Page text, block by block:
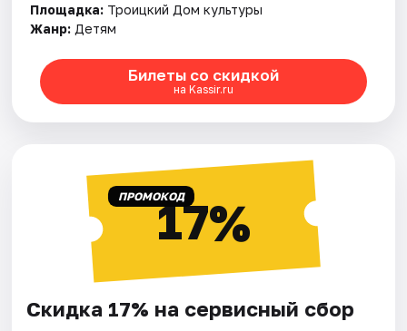
Рейтинги
Площадка: Троицкий Дом культуры
Жанр: Детям
Билеты со скидкой
на Kassir.ru
ПРОМОКОД17%
Скидка 17% на сервисный сбор